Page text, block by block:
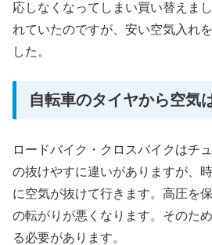
応しなくなってしまい買い替えま
れていたのですが、安い空気入れ
した。
自転車のタイヤから空気
ロードバイク・クロスバイクはチ
の抜けやすに違いがありますが、
に空気が抜けて行きます。高圧を
の転がりが悪くなります。そのた
る必要があります。